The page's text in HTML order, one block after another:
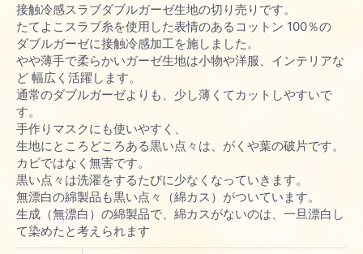
接触冷感スラブダブルガーゼ生地の切り売りです。
たてよこスラブ糸を使用した表情のあるコットン 100％の
ダブルガーゼに接触冷感加工を施しました。
やや薄手で柔らかいガーゼ生地は小物や洋服、インテリアな
ど 幅広く活躍します。
通常のダブルガーゼよりも、少し薄くてカットしやすいで
す。
手作りマスクにも使いやすく、
生地にところどころある黒い点々は、がくや葉の破片です。
カビではなく無害です。
黒い点々は洗濯をするたびに少なくなっていきます。
無漂白の綿製品も黒い点々（綿カス）がついています。
生成（無漂白）の綿製品で、綿カスがないのは、一旦漂白し
て染めたと考えられます